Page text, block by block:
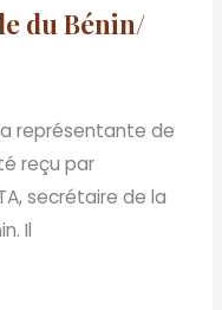
du Bénin/
représentante de
reçu par
secrétaire de la
Il